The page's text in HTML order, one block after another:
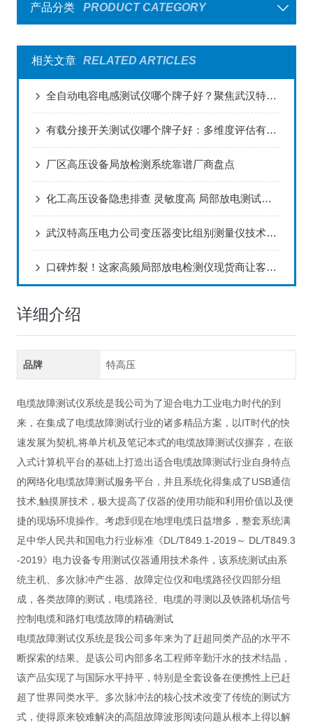
产品分类 PRODUCT CATEGORY
相关文章 RELATED ARTICLES
全自动电容电感测试仪哪个牌子好？聚焦武汉特高压的智能化解决方案
有载分接开关测试仪哪个牌子好：多维度评估有载分接开关的品牌方案
厂区高压设备局放检测系统靠谱厂商盘点
化工高压设备隐患排查 灵敏度高 局部放电测试系统工况选型参考
武汉特高压电力公司变压器变比组别测量仪技术解决方案与行业应用
口碑炸裂！这家高频局部放电检测仪现货商让客户连夜下单抢购
详细介绍
品牌 特高压
电缆故障测试仪系统是我公司为了迎合电力工业电力时代的到
来，在集成了电缆故障测试行业的诸多精品方案，以IT时代的快
速发展为契机,将单片机及笔记本式的电缆故障测试仪摒弃，在嵌
入式计算机平台的基础上打造出适合电缆故障测试行业自身特点
的网络化电缆故障测试服务平台，并且系统化得集成了USB通信
技术,触摸屏技术，极大提高了仪器的使用功能和利用价值以及便
捷的现场环境操作。考虑到现在地埋电缆日益增多，整套系统满
足中华人民共和国电力行业标准《DL/T849.1-2019～ DL/T849.3
-2019》电力设备专用测试仪器通用技术条件，该系统测试由系
统主机、多次脉冲产生器、故障定位仪和电缆路径仪四部分组
成，各类故障的测试，电缆路径、电缆的寻测以及铁路机场信号
控制电缆和路灯电缆故障的精确测试
电缆故障测试仪系统是我公司多年来为了赶超同类产品的水平不
断探索的结果。是该公司内部多名工程师辛勤汗水的技术结晶，
该产品实现了与国际水平持平，特别是全套设备在便携性上已赶
超了世界同类水平。多次脉冲法的核心技术改变了传统的测试方
式，使得原来较难解决的高阻故障波形阅读问题从根本上得以解